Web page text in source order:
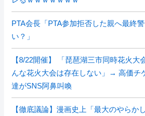
PTA会長「PTA参加拒否した親へ最終
い？」
【8/22開催】 「琵琶湖三市同時花火大
んな花火大会は存在しない」→ 高価チ
達がSNS阿鼻叫喚
【徹底議論】漫画史上「最大のやらか